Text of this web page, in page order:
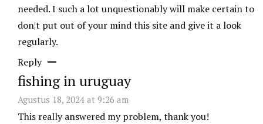
needed. I such a lot unquestionably will make certain to
don¦t put out of your mind this site and give it a look
regularly.
Reply
fishing in uruguay
Agustus 18, 2024 at 9:26 am
This really answered my problem, thank you!